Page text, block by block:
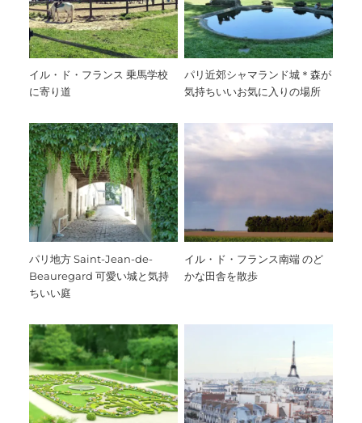
イル・ド・フランス 乗馬学校
に寄り道
パリ近郊シャマランド城＊森が
気持ちいいお気に入りの場所
パリ地方 Saint-Jean-de-
Beauregard 可愛い城と気持
ちいい庭
イル・ド・フランス南端 のど
かな田舎を散歩